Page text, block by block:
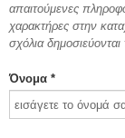
απαιτούμενες
χαρακτήρες στην
σχόλια
Όνομα *